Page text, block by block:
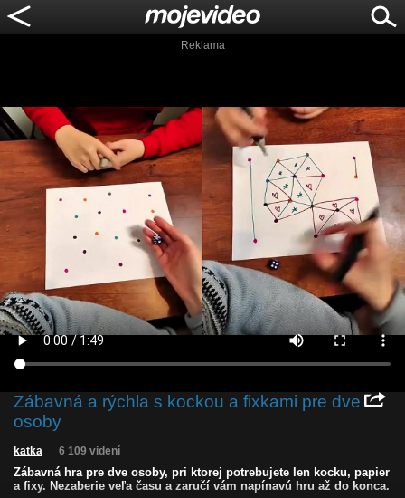
Reklama
Zábavná a rýchla s kockou a fixkami pre dve
osoby
katka 6 109 videní
Zábavná hra pre dve osoby, pri ktorej potrebujete len kocku, papier
a fixy. Nezaberie veľa času a zaručí vám napínavú hru až do konca.